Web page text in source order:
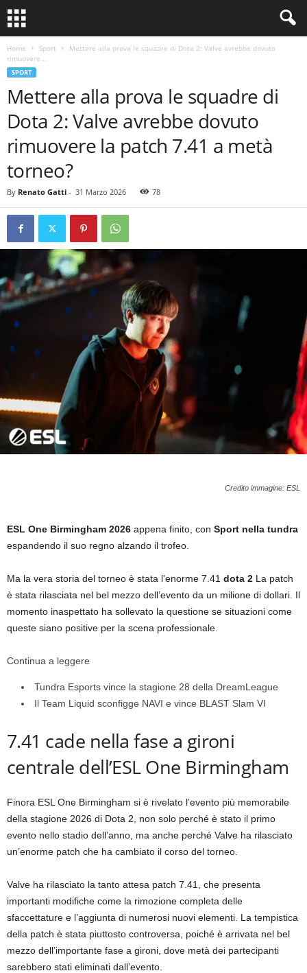
Home Sport
Mettere alla prova le squadre di Dota 2: Valve avrebbe dovuto
rimuovere...
SPORT
Mettere alla prova le squadre di
Dota 2: Valve avrebbe dovuto
rimuovere la patch 7.41 a metà
torneo?
By Renato Gatti - 31 Marzo 2026 78
Credito immagine: ESL
ESL One Birmingham 2026 appena finito, con Sport nella tundra
espandendo il suo regno alzando il trofeo.
Ma la vera storia del torneo è stata l’enorme 7.41 dota 2 La patch
è stata rilasciata nel bel mezzo dell’evento da un milione di dollari. Il
momento inaspettato ha sollevato la questione se situazioni come
queste siano positive per la scena professionale.
Continua a leggere
Tundra Esports vince la stagione 28 della DreamLeague
Il Team Liquid sconfigge NAVI e vince BLAST Slam VI
7.41 cade nella fase a gironi
centrale dell’ESL One Birmingham
Finora ESL One Birmingham si è rivelato l’evento più memorabile
della stagione 2026 di Dota 2, non solo perché è stato il primo
evento nello stadio dell’anno, ma anche perché Valve ha rilasciato
un’enorme patch che ha cambiato il corso del torneo.
Valve ha rilasciato la tanto attesa patch 7.41, che presenta
importanti modifiche come la rimozione completa delle
sfaccettature e l’aggiunta di numerosi nuovi elementi. La tempistica
della patch è stata piuttosto controversa, poiché è arrivata nel bel
mezzo dell’importante fase a gironi, dove metà dei partecipanti
sarebbero stati eliminati dall’evento.